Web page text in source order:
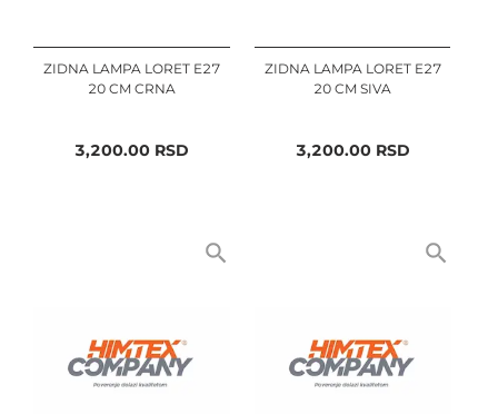
ZIDNA LAMPA LORET E27
20 CM CRNA
3,200.00RSD
ZIDNA LAMPA LORET E27
20 CM SIVA
3,200.00RSD